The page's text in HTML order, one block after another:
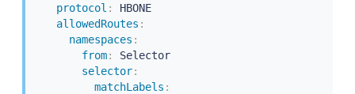
protocol :
HBONE
allowedRoutes :
namespaces :
from:
Selector
selector:
matchLabels :